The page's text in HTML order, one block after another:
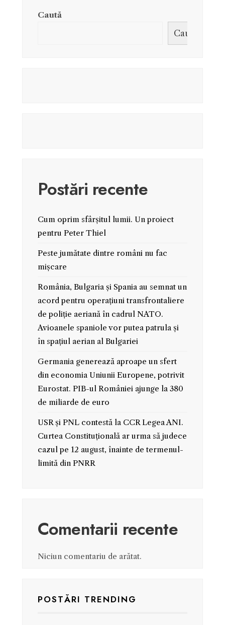
Caută
Caută
Postări recente
Cum oprim sfârșitul lumii. Un proiect
pentru Peter Thiel
Peste jumătate dintre români nu fac
mișcare
România, Bulgaria și Spania au semnat un
acord pentru operațiuni transfrontaliere
de poliție aeriană în cadrul NATO.
Avioanele spaniole vor putea patrula și
în spațiul aerian al Bulgariei
Germania generează aproape un sfert
din economia Uniunii Europene, potrivit
Eurostat. PIB-ul României ajunge la 380
de miliarde de euro
USR și PNL contestă la CCR Legea ANI.
Curtea Constituțională ar urma să judece
cazul pe 12 august, înainte de termenul-
limită din PNRR
Comentarii recente
Niciun comentariu de arătat.
POSTĂRI TRENDING